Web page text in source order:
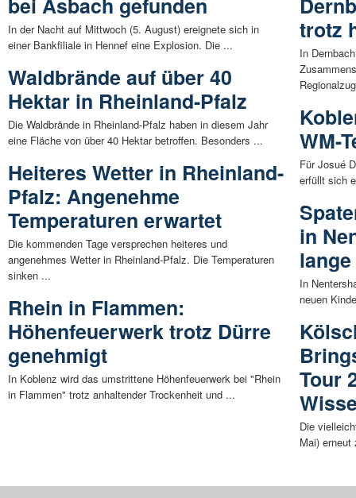
bei Asbach gefunden
In der Nacht auf Mittwoch (5. August) ereignete sich in
einer Bankfiliale in Hennef eine Explosion. Die ...
Waldbrände auf über 40
Hektar in Rheinland-Pfalz
Die Waldbrände in Rheinland-Pfalz haben in diesem Jahr
eine Fläche von über 40 Hektar betroffen. Besonders ...
Heiteres Wetter in Rheinland-
Pfalz: Angenehme
Temperaturen erwartet
Die kommenden Tage versprechen heiteres und
angenehmes Wetter in Rheinland-Pfalz. Die Temperaturen
sinken ...
Rhein in Flammen:
Höhenfeuerwerk trotz Dürre
genehmigt
In Koblenz wird das umstrittene Höhenfeuerwerk bei "Rhein
in Flammen" trotz anhaltender Trockenheit und ...
trotz
In
WM-
Für Josué
erfüllt sich
in
In
neuen
Tour
Die
Mai)